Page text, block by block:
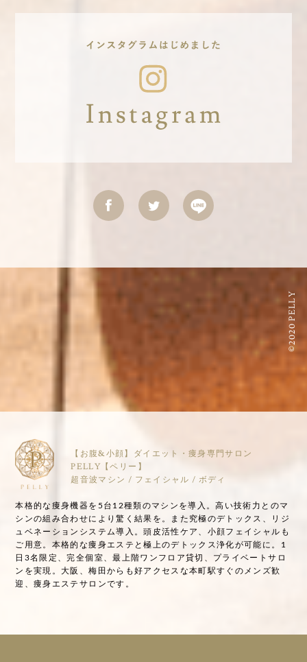
©2020 PELLY
【お腹&小顔】ダイエット・痩身専門サロン
PELLY【ペリー】
超音波マシン / フェイシャル / ボディ
本格的な痩身機器を5台12種類のマシンを導入。高い技術力とのマ
シンの組み合わせにより驚く結果を。また究極のデトックス、リジ
ュベネーションシステム導入。頭皮活性ケア、小顔フェイシャルも
ご用意。本格的な痩身エステと極上のデトックス浄化が可能に。1
日3名限定、完全個室、最上階ワンフロア貸切、プライベートサロ
ンを実現。大阪、梅田からも好アクセスな本町駅すぐのメンズ歓
迎、痩身エステサロンです。